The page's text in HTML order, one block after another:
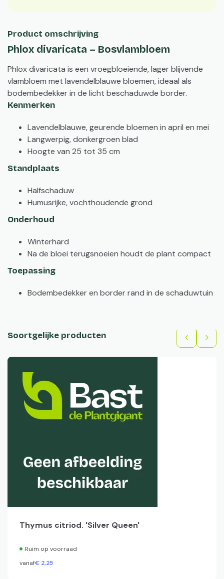
Product omschrijving
Phlox divaricata – Bosvlambloem
Phlox divaricata is een vroegbloeiende, lager blijvende
vlambloem met lavendelblauwe bloemen, ideaal als
bodembedekker in de licht beschaduwde border.
Kenmerken
Lavendelblauwe, geurende bloemen in april en mei
Langwerpig, donkergroen blad
Hoogte van 25 tot 35 cm
Standplaats
Halfschaduw
Humusrijke, vochthoudende grond
Onderhoud
Winterhard
Na de bloei terugsnoeien houdt de plant compact
Toepassing
Bodembedekker en border rand in de schaduwtuin
Soortgelijke producten
Thymus citriod. 'Silver Queen'
Ruim op voorraad
vanaf€ 2,25